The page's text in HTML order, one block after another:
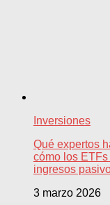
Inversiones
Qué expertos
cómo los
ingresos
3 marzo 2026